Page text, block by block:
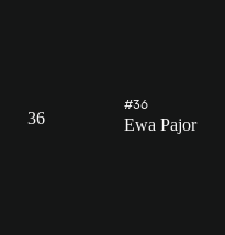
36
#36
Ewa Pajor